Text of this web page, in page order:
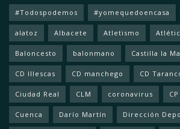
#Todospodemos #yomequedoencasa
alatoz Albacete Atletismo
Baloncesto balonmano Castilla la
CD Illescas CD manchego CD
Ciudad Real CLM coronavirus
Cuenca Darío Martín Dirección